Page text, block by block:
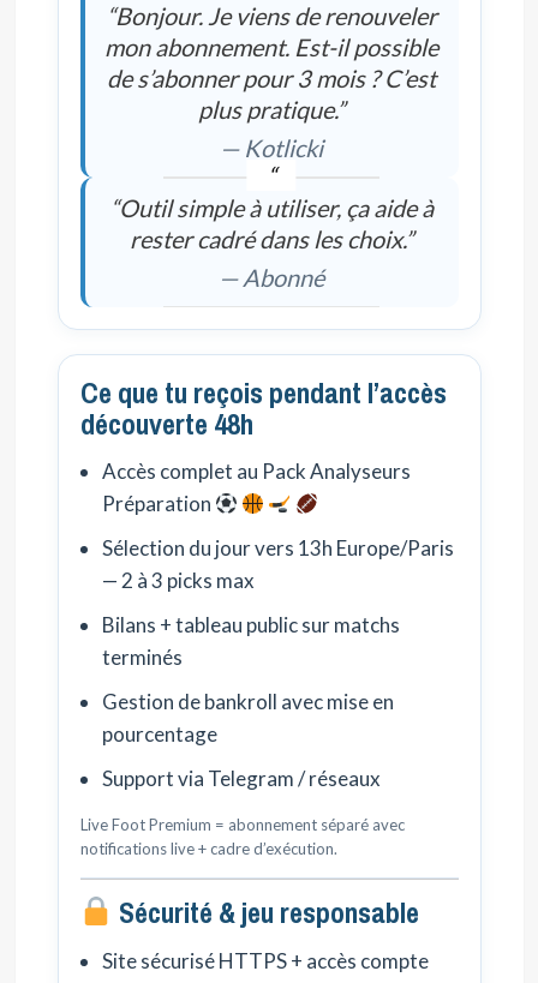
“Bonjour. Je viens de renouveler
mon abonnement. Est-il possible
de s’abonner pour 3 mois ? C’est
plus pratique.”
— Kotlicki
“Outil simple à utiliser, ça aide à
rester cadré dans les choix.”
— Abonné
Ce que tu reçois pendant l’accès
découverte 48h
Accès complet au Pack Analyseurs
Préparation
Sélection du jour vers 13h Europe/Paris
— 2 à 3 picks max
Bilans + tableau public sur matchs
terminés
Gestion de bankroll avec mise en
pourcentage
Support via Telegram / réseaux
Live Foot Premium = abonnement séparé avec
notifications live + cadre d’exécution.
Sécurité & jeu responsable
Site sécurisé HTTPS + accès compte